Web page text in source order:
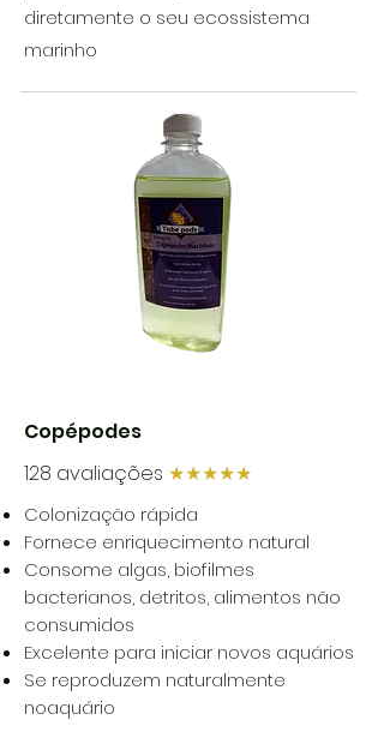
diretamente o seu ecossistema
marinho
Copépodes
128 avaliações ★★★★★
Colonização rápida
Fornece enriquecimento natural
Consome algas, biofilmes
bacterianos, detritos, alimentos não
consumidos
Excelente para iniciar novos aquários
Se reproduzem naturalmente
noaquário